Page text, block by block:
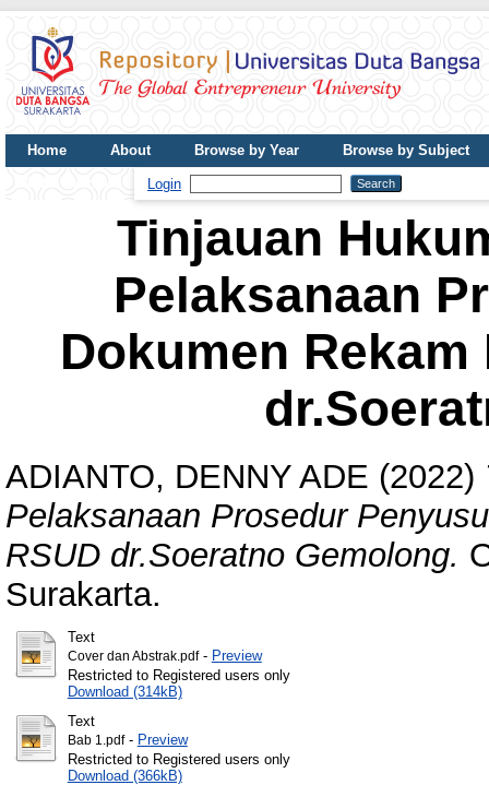
Home About Browse by Year
Browse by Subject
Login
Tinjauan
Pelaksanaan
Dokumen
ADIANTO, DENNY ADE (2022)
Pelaksanaan Prosedur
RSUD dr.Soeratno Gemolong.
Surakarta.
Text
Cover dan Abstrak.pdf- Preview
Restricted to Registered users only
Download (314kB)
Text
Bab 1.pdf- Preview
Restricted to Registered users only
Download (366kB)